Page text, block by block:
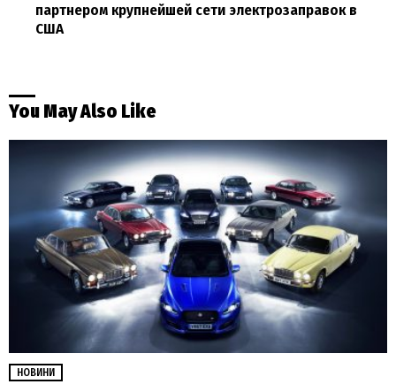
партнером крупнейшей сети электрозаправок в
США
You May Also Like
НОВИНИ